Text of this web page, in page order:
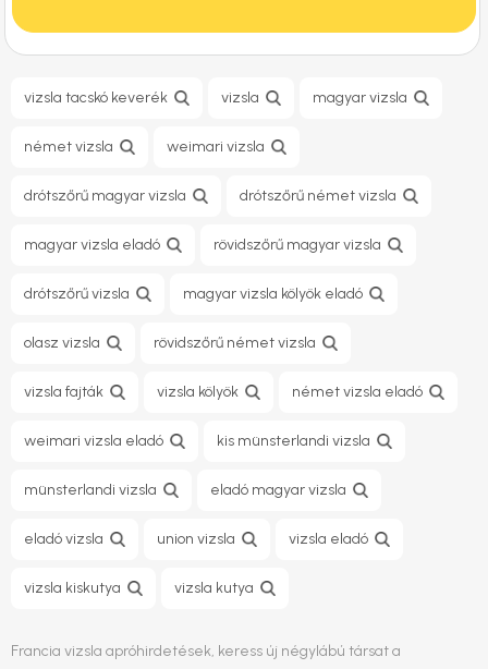
vizsla tacskó keverék vizsla magyar vizsla
német vizsla weimari vizsla
drótszőrű magyar vizsla drótszőrű német vizsla
magyar vizsla eladó rövidszőrű magyar vizsla
drótszőrű vizsla magyar vizsla kölyök eladó
olasz vizsla rövidszőrű német vizsla
vizsla fajták vizsla kölyök német vizsla eladó
weimari vizsla eladó kis münsterlandi vizsla
münsterlandi vizsla eladó magyar vizsla
eladó vizsla union vizsla vizsla eladó
vizsla kiskutya vizsla kutya
Francia vizsla apróhirdetések, keress új négylábú társat a